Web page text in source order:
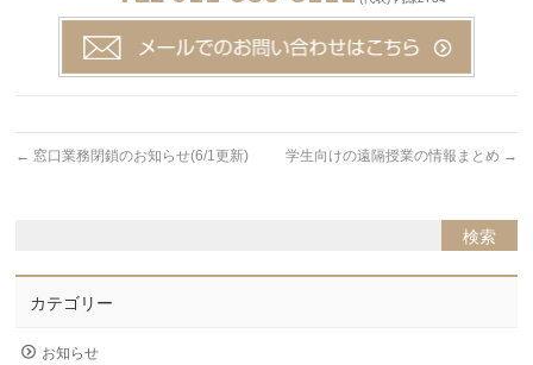
← 窓口業務閉鎖のお知らせ(6/1更新) 学生向けの遠隔授業の情報まとめ →
カテゴリー
お知らせ